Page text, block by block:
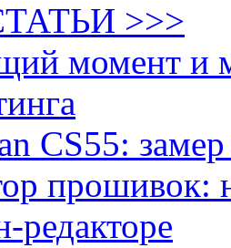
>>>
момент и
CS55:
прошивок:
редакторе